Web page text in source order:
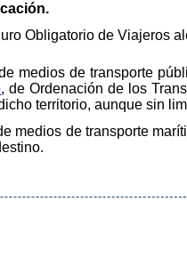
Obligatorio de Viajeros
medios de transporte
, de Ordenación de los
territorio, aunque sin
medios de transporte